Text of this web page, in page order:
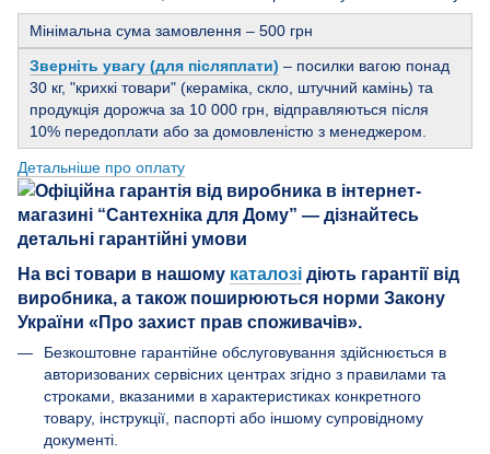
Мінімальна сума замовлення – 500 грн
Зверніть увагу (для післяплати) – посилки вагою понад
30 кг, "крихкі товари" (кераміка, скло, штучний камінь) та
продукція дорожча за 10 000 грн, відправляються після
10% передоплати або за домовленістю з менеджером.
Детальніше про оплату
На всі товари в нашому каталозі діють гарантії від
виробника, а також поширюються норми Закону
України «Про захист прав споживачів».
Безкоштовне гарантійне обслуговування здійснюється в
авторизованих сервісних центрах згідно з правилами та
строками, вказаними в характеристиках конкретного
товару, інструкції, паспорті або іншому супровідному
документі.